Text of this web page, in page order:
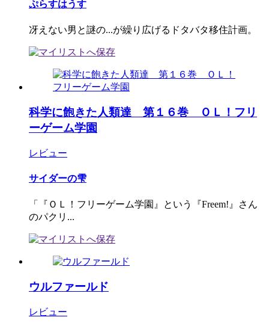
ぷらすはうす
冴えない男と謎の...が繰り広げるドタバタ移住計画。
科学に飽きた人類達 第１６巻 ＯＬ！フリ
ーゲーム学園
レビュー
サイダーの雫
「『ＯＬ！フリーゲーム学園』という『Freem!』さん
のパクリ...
ウルファールド
レビュー